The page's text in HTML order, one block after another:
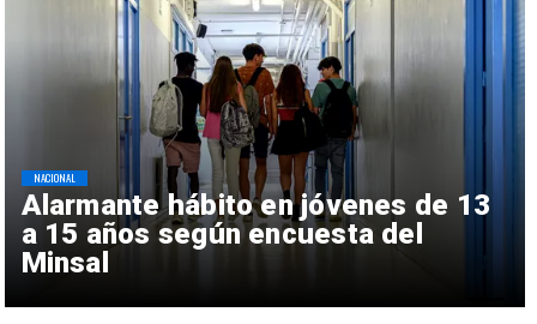
Alarmante hábito en jóvenes de 13
a 15 años según encuesta del
Minsal
NACIONAL